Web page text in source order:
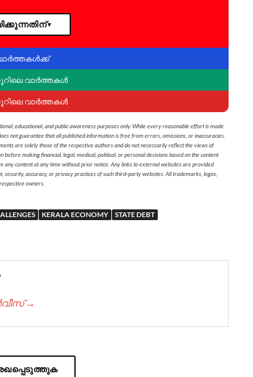
▼
വാർത്തകൾ
വാർത്തകൾ
educational, and public awareness purposes only. While every reasonable effort is made
not guarantee that all published information is free from errors, omissions, or inaccuracies.
are solely those of the respective authors and do not necessarily reflect the views of
making financial, legal, medical, political, or personal decisions based on the content
any content at any time without prior notice. Any links to external websites are provided
accuracy, or privacy practices of such third-party websites. All trademarks, logos,
owners.
KERALA ECONOMY
STATE DEBT
→